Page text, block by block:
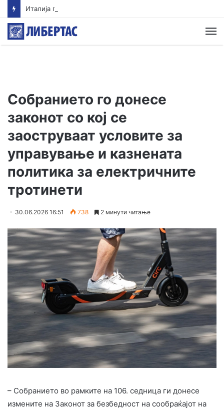
Собранието го донесе
законот со кој се
заоструваат условите за
управување и казнената
политика за електричните
тротинети
30.06.2026 16:51 738 2 минути читање
– Собранието во рамките на 106. седница ги донесе
измените на Законот за безбедност на сообраќајот на